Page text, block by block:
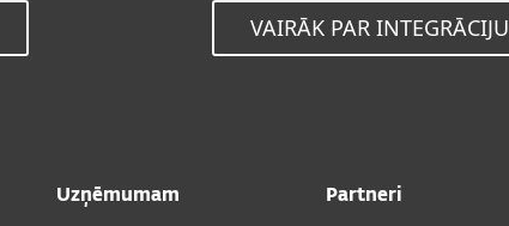
VAIRĀK PAR INTEGRĀCIJU
Uzņēmumam Partneri